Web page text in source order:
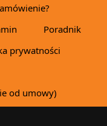
Poradnik
prywatności
od umowy)